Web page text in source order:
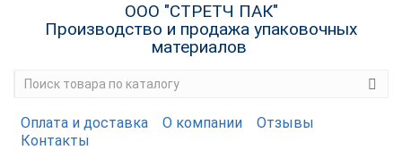
ООО "СТРЕТЧ ПАК"
Производство и продажа упаковочных
материалов
Оплата и доставка О компании
Отзывы
Контакты